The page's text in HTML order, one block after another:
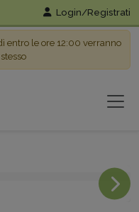
Login/Registrati
entro le ore 12:00 verranno